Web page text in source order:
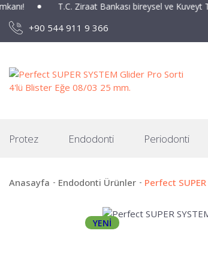
T.C. Ziraat Bankası bireysel ve Kuveyt
+90 544 911 9 366
Protez Endodonti Periodonti
Anasayfa Endodonti Ürünler Perfect
YENİ